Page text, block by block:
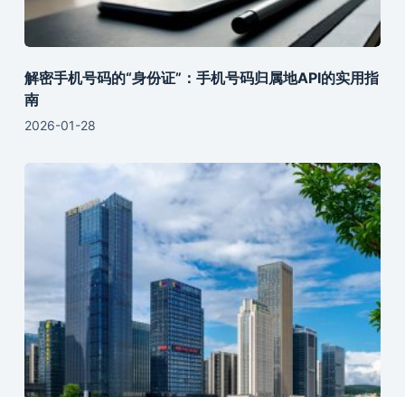
解密手机号码的“身份证”：手机号码归属地API的实用指
南
2026-01-28